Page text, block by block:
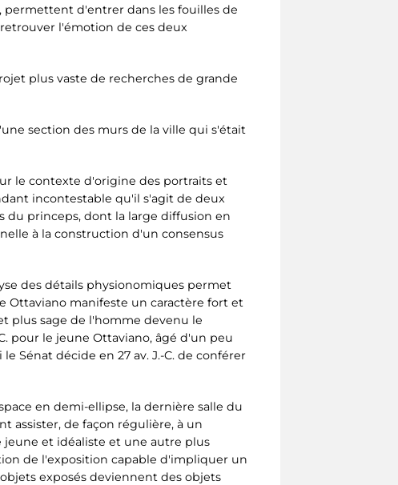
permettent d'entrer dans les fouilles de
retrouver l'émotion de ces deux
plus vaste de recherches de grande
section des murs de la ville qui s'était
le contexte d'origine des portraits et
incontestable qu'il s'agit de deux
du princeps, dont la large diffusion en
à la construction d'un consensus
des détails physionomiques permet
Ottaviano manifeste un caractère fort et
plus sage de l'homme devenu le
pour le jeune Ottaviano, âgé d'un peu
Sénat décide en 27 av. J.-C. de conférer
en demi-ellipse, la dernière salle du
assister, de façon régulière, à un
et idéaliste et une autre plus
de l'exposition capable d'impliquer un
exposés deviennent des objets